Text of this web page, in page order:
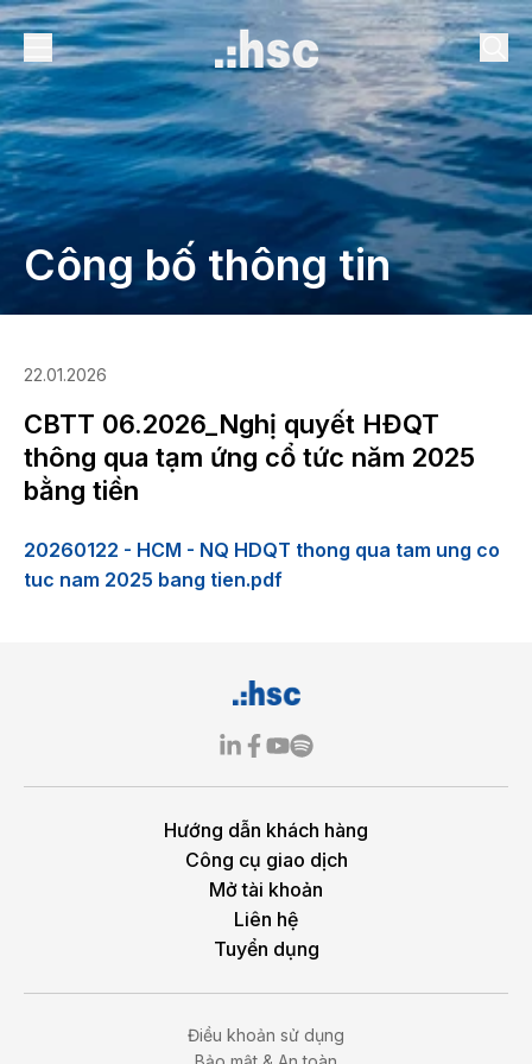
Công bố thông tin
22.01.2026
CBTT 06.2026_Nghị quyết HĐQT
thông qua tạm ứng cổ tức năm 2025
bằng tiền
20260122 - HCM - NQ HDQT thong qua tam ung co
tuc nam 2025 bang tien.pdf
Hướng dẫn khách hàng
Công cụ giao dịch
Mở tài khoản
Liên hệ
Tuyển dụng
Điều khoản sử dụng